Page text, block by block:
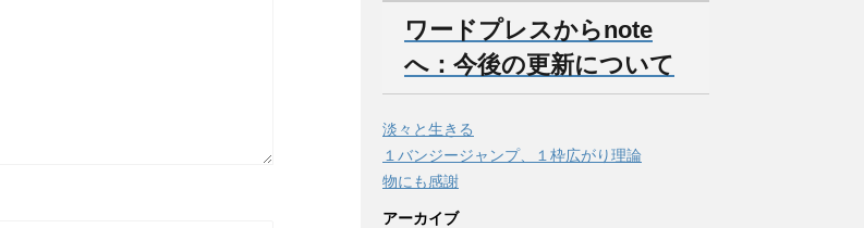
ワードプレスからnote
へ：今後の更新について
淡々と生きる
１バンジージャンプ、１枠広がり理論
物にも感謝
アーカイブ